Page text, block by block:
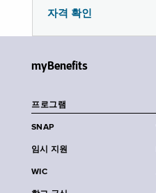
자격 확인
myBenefits
프로그램
SNAP
임시 지원
WIC